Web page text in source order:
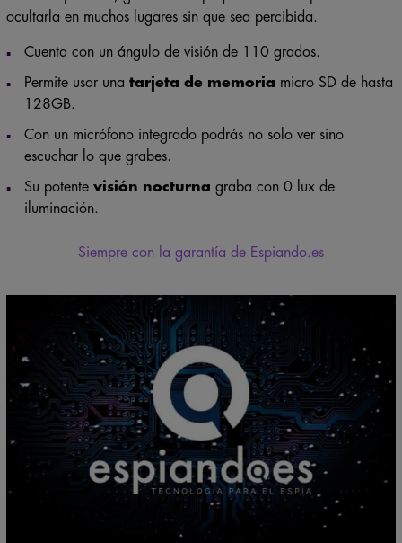
ocultarla en muchos lugares sin que sea percibida.
Cuenta con un ángulo de visión de 110 grados.
Permite usar una tarjeta de memoria micro SD de hasta
128GB.
Con un micrófono integrado podrás no solo ver sino
escuchar lo que grabes.
Su potente visión nocturna graba con 0 lux de
iluminación.
Siempre con la garantía de Espiando.es